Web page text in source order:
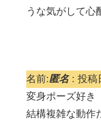
うな気がして心
名前:匿名: 投稿
変身ポーズ好き
結構複雑な動作